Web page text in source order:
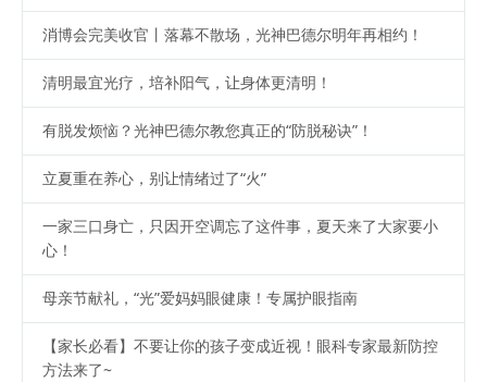
消博会完美收官丨落幕不散场，光神巴德尔明年再相约！
清明最宜光疗，培补阳气，让身体更清明！
有脱发烦恼？光神巴德尔教您真正的“防脱秘诀”！
立夏重在养心，别让情绪过了“火”
一家三口身亡，只因开空调忘了这件事，夏天来了大家要小
心！
母亲节献礼，“光”爱妈妈眼健康！专属护眼指南
【家长必看】不要让你的孩子变成近视！眼科专家最新防控
方法来了~